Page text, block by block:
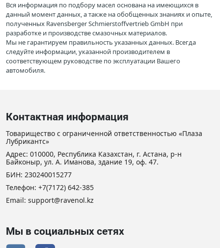
Вся информация по подбору масел основана на имеющихся в
данный момент данных, а также на обобщенных знаниях и опыте,
полученных Ravensberger Schmierstoffvertrieb GmbH при
разработке и производстве смазочных материалов.
Мы не гарантируем правильность указанных данных. Всегда
следуйте информации, указанной производителем в
соответствующем руководстве по эксплуатации Вашего
автомобиля.
Контактная информация
Товарищество с ограниченной ответственностью «Плаза
Лубрикантс»
Адрес: 010000, Республика Казахстан, г. Астана, р-н
Байконыр, ул. А. Иманова, здание 19, оф. 47.
БИН: 230240015277
Телефон: +7(7172) 642-385
Email: support@ravenol.kz
Мы в социальных сетях